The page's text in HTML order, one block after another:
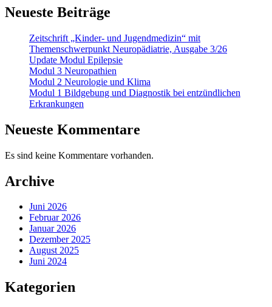
Neueste Beiträge
Zeitschrift „Kinder- und Jugendmedizin“ mit
Themenschwerpunkt Neuropädiatrie, Ausgabe 3/26
Update Modul Epilepsie
Modul 3 Neuropathien
Modul 2 Neurologie und Klima
Modul 1 Bildgebung und Diagnostik bei entzündlichen
Erkrankungen
Neueste Kommentare
Es sind keine Kommentare vorhanden.
Archive
Juni 2026
Februar 2026
Januar 2026
Dezember 2025
August 2025
Juni 2024
Kategorien